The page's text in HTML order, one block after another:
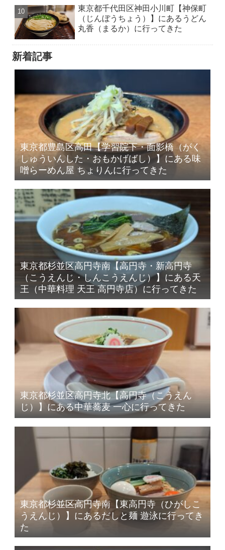
東京都千代田区神田小川町【神保町
（じんぼうちょう）】にあるうどん
丸香（まるか）に行ってきた
新着記事
東京都豊島区高田【学習院下・面影橋（がく
しゅういんした・おもかげばし）】にある味
噌らーめん屋 ちょりんに行ってきた
東京都杉並区高円寺南【高円寺・新高円寺
（こうえんじ・しんこうえんじ）】にある天
王（中華料理 天王 高円寺店）に行ってきた
東京都杉並区高円寺北【高円寺（こうえん
じ）】にある中華蕎麦 一心に行ってきた
東京都杉並区高円寺南【東高円寺（ひがしこ
うえんじ）】にあるだしと麺 遊泳に行ってき
た